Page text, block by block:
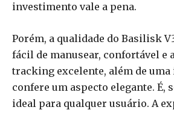
investimento vale a pena.
Porém, a qualidade do Basilisk
fácil de manusear, confortável e
tracking excelente, além de
confere um aspecto elegante. É,
ideal para qualquer usuário. A